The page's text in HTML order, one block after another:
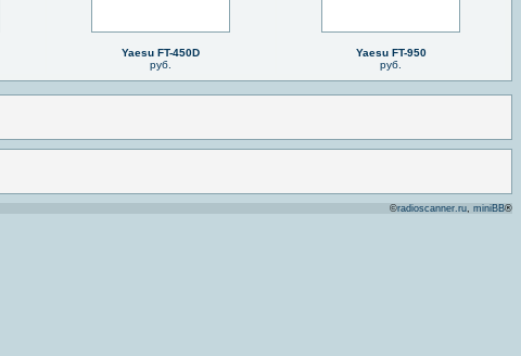
Yaesu FT-450D
руб.
Yaesu FT-950
руб.
©radioscanner.ru, miniBB®